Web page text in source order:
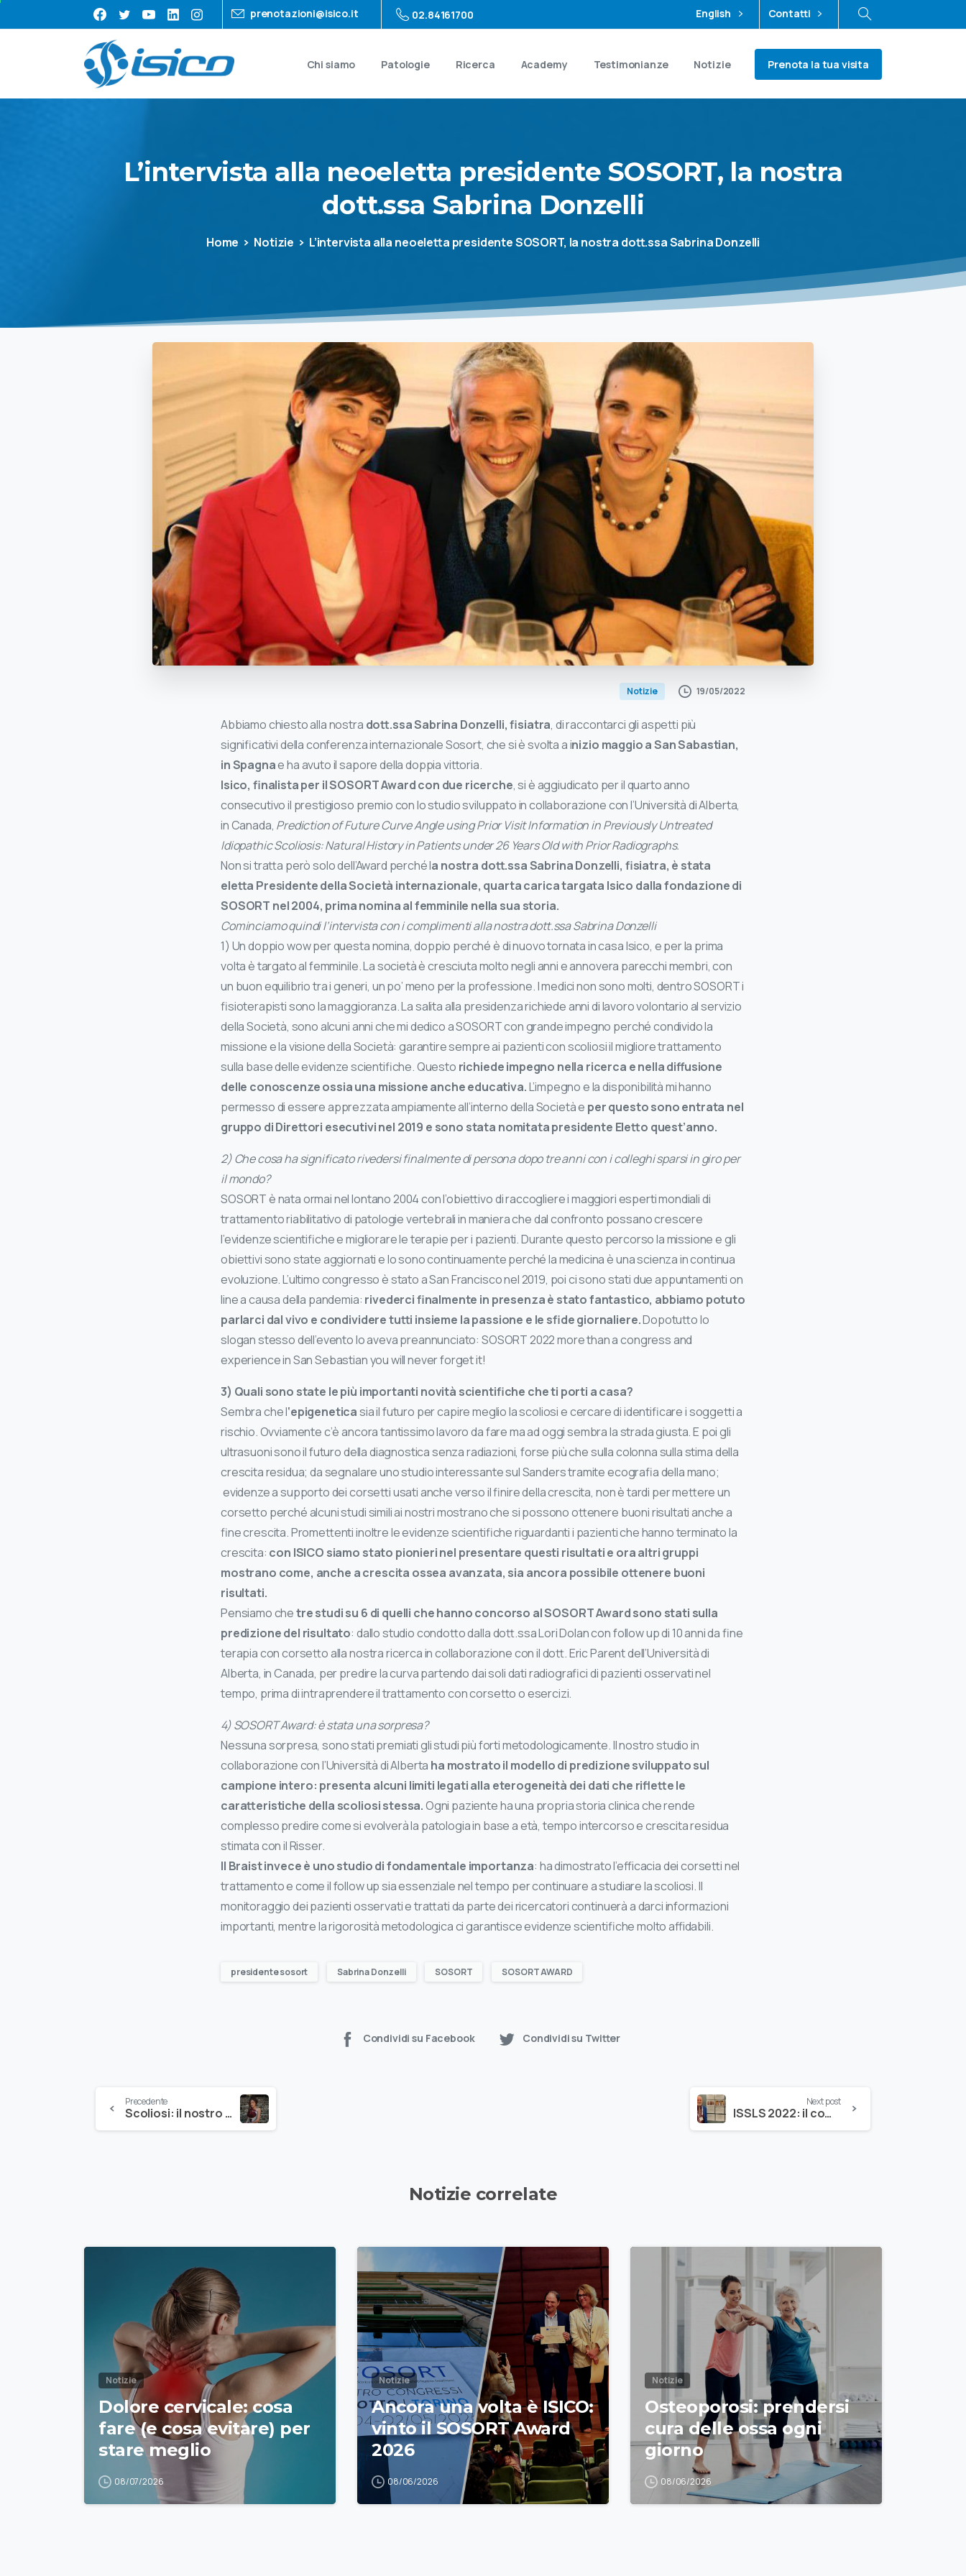
prenotazioni@isico.it 02.84161700 English Contatti
Chi siamo Patologie Ricerca Academy Testimonianze Notizie Prenota la tua visita
L’intervista alla neoeletta presidente SOSORT, la nostra
dott.ssa Sabrina Donzelli
Home Notizie L’intervista alla neoeletta presidente SOSORT, la nostra dott.ssa Sabrina Donzelli
Notizie 19/05/2022
Abbiamo chiesto alla nostra dott.ssa Sabrina Donzelli, fisiatra, di raccontarci gli aspetti più
significativi della conferenza internazionale Sosort, che si è svolta a inizio maggio a San Sabastian,
in Spagnae ha avuto il sapore della doppia vittoria.
Isico, finalista per il SOSORT Award con due ricerche, si è aggiudicato per il quarto anno
consecutivo il prestigioso premio con lo studio sviluppato in collaborazione con l’Università di Alberta,
in Canada, Prediction of Future Curve Angle using Prior Visit Information in Previously Untreated
Idiopathic Scoliosis: Natural History in Patients under 26 Years Old with Prior Radiographs.
Non si tratta però solo dell’Award perché la nostra dott.ssa Sabrina Donzelli, fisiatra, è stata
eletta Presidente della Società internazionale, quarta carica targata Isico dalla fondazione di
SOSORT nel 2004, prima nomina al femminile nella sua storia.
Cominciamo quindi l’intervista con i complimenti alla nostra dott.ssa Sabrina Donzelli
1) Un doppio wow per questa nomina, doppio perché è di nuovo tornata in casa Isico, e per la prima
volta è targato al femminile. La società è cresciuta molto negli anni e annovera parecchi membri, con
un buon equilibrio tra i generi, un po’ meno per la professione. I medici non sono molti, dentro SOSORT i
fisioterapisti sono la maggioranza. La salita alla presidenza richiede anni di lavoro volontario al servizio
della Società, sono alcuni anni che mi dedico a SOSORT con grande impegno perché condivido la
missione e la visione della Società: garantire sempre ai pazienti con scoliosi il migliore trattamento
sulla base delle evidenze scientifiche. Questo richiede impegno nella ricerca e nella diffusione
delle conoscenze ossia una missione anche educativa.L’impegno e la disponibilità mi hanno
permesso di essere apprezzata ampiamente all’interno della Società e per questo sono entrata nel
gruppo di Direttori esecutivi nel 2019 e sono stata nomitata presidente Eletto quest’anno.
2) Che cosa ha significato rivedersi finalmente di persona dopo tre anni con i colleghi sparsi in giro per
il mondo?
SOSORT è nata ormai nel lontano 2004 con l’obiettivo di raccogliere i maggiori esperti mondiali di
trattamento riabilitativo di patologie vertebrali in maniera che dal confronto possano crescere
l’evidenze scientifiche e migliorare le terapie per i pazienti. Durante questo percorso la missione e gli
obiettivi sono state aggiornati e lo sono continuamente perché la medicina è una scienza in continua
evoluzione. L’ultimo congresso è stato a San Francisco nel 2019, poi ci sono stati due appuntamenti on
line a causa della pandemia: rivederci finalmente in presenza è stato fantastico, abbiamo potuto
parlarci dal vivo e condividere tutti insieme la passione e le sfide giornaliere.Dopotutto lo
slogan stesso dell’evento lo aveva preannunciato: SOSORT 2022 more than a congress and
experience in San Sebastian you will never forget it!
3) Quali sono state le più importanti novità scientifiche che ti porti a casa?
Sembra che l‘epigeneticasia il futuro per capire meglio la scoliosi e cercare di identificare i soggetti a
rischio. Ovviamente c’è ancora tantissimo lavoro da fare ma ad oggi sembra la strada giusta. E poi gli
ultrasuoni sono il futuro della diagnostica senza radiazioni, forse più che sulla colonna sulla stima della
crescita residua; da segnalare uno studio interessante sul Sanders tramite ecografia della mano;
evidenze a supporto dei corsetti usati anche verso il finire della crescita, non è tardi per mettere un
corsetto perché alcuni studi simili ai nostri mostrano che si possono ottenere buoni risultati anche a
fine crescita. Promettenti inoltre le evidenze scientifiche riguardanti i pazienti che hanno terminato la
crescita: con ISICO siamo stato pionieri nel presentare questi risultati e ora altri gruppi
mostrano come, anche a crescita ossea avanzata, sia ancora possibile ottenere buoni
risultati.
Pensiamo chetre studi su 6 di quelli che hanno concorso al SOSORT Award sono stati sulla
predizione del risultato: dallo studio condotto dalla dott.ssa Lori Dolan con follow up di 10 anni da fine
terapia con corsetto alla nostra ricerca in collaborazione con il dott. Eric Parent dell’Università di
Alberta, in Canada, per predire la curva partendo dai soli dati radiografici di pazienti osservati nel
tempo, prima di intraprendere il trattamento con corsetto o esercizi.
4) SOSORT Award: è stata una sorpresa?
Nessuna sorpresa, sono stati premiati gli studi più forti metodologicamente. Il nostro studio in
collaborazione con l’Università di Alberta ha mostrato il modello di predizione sviluppato sul
campione intero: presenta alcuni limiti legati alla eterogeneità dei dati che riflette le
caratteristiche della scoliosi stessa.Ogni paziente ha una propria storia clinica che rende
complesso predire come si evolverà la patologia in base a età, tempo intercorso e crescita residua
stimata con il Risser.
Il Braist invece è uno studio di fondamentale importanza: ha dimostrato l’efficacia dei corsetti nel
trattamento e come il follow up sia essenziale nel tempo per continuare a studiare la scoliosi. Il
monitoraggio dei pazienti osservati e trattati da parte dei ricercatori continuerà a darci informazioni
importanti, mentre la rigorosità metodologica ci garantisce evidenze scientifiche molto affidabili.
presidente sosort Sabrina Donzelli SOSORT SOSORT AWARD
Condividi su Facebook Condividi su Twitter
Precedente
Scoliosi: il nostro approccio personalizzato e condiviso funziona meglio
Next post
ISSLS 2022: il commento del dott. Fabio Zaina
Notizie correlate
Notizie
Dolore cervicale: cosa
fare (e cosa evitare) per
stare meglio
08/07/2026
Notizie
Ancora una volta è ISICO:
vinto il SOSORT Award
2026
08/06/2026
Notizie
Osteoporosi: prendersi
cura delle ossa ogni
giorno
08/06/2026